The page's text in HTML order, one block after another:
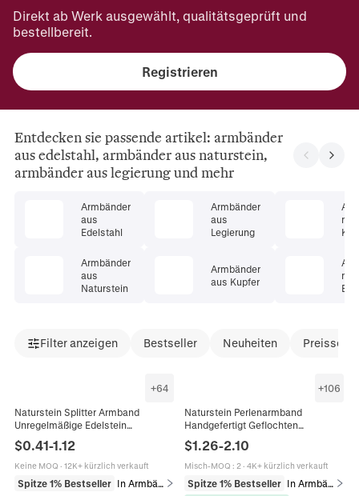
Direkt ab Werk ausgewählt, qualitätsgeprüft und
bestellbereit.
Registrieren
Entdecken sie passende artikel: armbänder
aus edelstahl, armbänder aus naturstein,
armbänder aus legierung und mehr
Armbänder
aus
Edelstahl
Armbänder
aus
Naturstein
Armbänder
aus
Legierung
Armbänder
aus Kupfer
mit
mit
Filter anzeigen Bestseller Neuheiten
+64
Naturstein Splitter Armband
Unregelmäßige Edelstein
Fragmente Elastisch Handgemacht
Boho Heilung Reiki Schmuck
Damen Herren
$0.41-1.12
Keine MOQ · 12K+ kürzlich verkauft
Spitze 1% Bestseller In Armbänder
+106
Naturstein Perlenarmband
Handgefertigt Geflochten
Verstellbares Seil Boho Ethno
Vintage Schmuck Unisex
$1.26-2.10
Misch-MOQ : 2· 4K+ kürzlich verkauft
Spitze 1% Bestseller
In Armbänder